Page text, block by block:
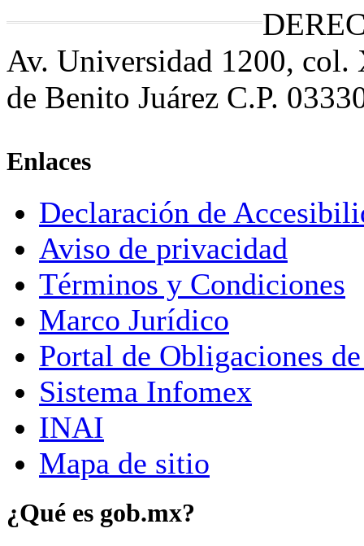
Av. Universidad 1200,
de Benito Juárez C.P.
Enlaces
Declaración de
Aviso de privacidad
Términos y Condiciones
Marco Jurídico
Portal de Obligaciones
Sistema Infomex
INAI
Mapa de sitio
¿Qué es gob.mx?